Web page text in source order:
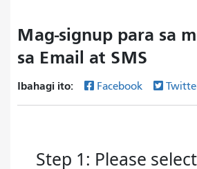
Mag-signup para sa
sa Email at SMS
Ibahagi ito: Facebook